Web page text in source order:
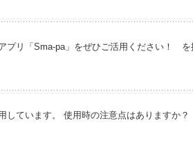
プリ「Sma-pa」をぜひご活用ください！ を
しています。 使用時の注意点はありますか